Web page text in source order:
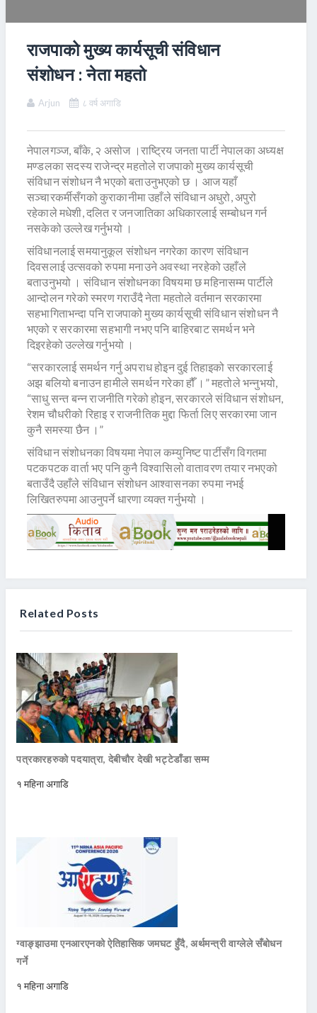
राजपाको मुख्य कार्यसूची संविधान
संशोधन : नेता महतो
Arjun ८ वर्ष अगाडि
नेपालगञ्ज, बाँके, २ असोज ।राष्ट्रिय जनता पार्टी नेपालका अध्यक्ष
मण्डलका सदस्य राजेन्द्र महतोले राजपाको मुख्य कार्यसूची
संविधान संशोधन नै भएको बताउनुभएको छ । आज यहाँ
सञ्चारकर्मीसँगको कुराकानीमा उहाँले संविधान अधुरो, अपुरो
रहेकाले मधेशी, दलित र जनजातिका अधिकारलाई सम्बोधन गर्न
नसकेको उल्लेख गर्नुभयो ।
संविधानलाई समयानुकूल संशोधन नगरेका कारण संविधान
दिवसलाई उत्सवको रुपमा मनाउने अवस्था नरहेको उहाँले
बताउनुभयो । संविधान संशोधनका विषयमा छ महिनासम्म पार्टीले
आन्दोलन गरेको स्मरण गराउँदै नेता महतोले वर्तमान सरकारमा
सहभागिताभन्दा पनि राजपाको मुख्य कार्यसूची संविधान संशोधन नै
भएको र सरकारमा सहभागी नभए पनि बाहिरबाट समर्थन भने
दिइरहेको उल्लेख गर्नुभयो ।
“सरकारलाई समर्थन गर्नु अपराध होइन दुई तिहाइको सरकारलाई
अझ बलियो बनाउन हामीले समर्थन गरेका हौँ ।” महतोले भन्नुभयो,
“साधु सन्त बन्न राजनीति गरेको होइन, सरकारले संविधान संशोधन,
रेशम चौधरीको रिहाइ र राजनीतिक मुद्दा फिर्ता लिए सरकारमा जान
कुनै समस्या छैन ।”
संविधान संशोधनका विषयमा नेपाल कम्युनिष्ट पार्टीसँग विगतमा
पटकपटक वार्ता भए पनि कुनै विश्वासिलो वातावरण तयार नभएको
बताउँदै उहाँले संविधान संशोधन आश्वासनका रुपमा नभई
लिखितरुपमा आउनुपर्ने धारणा व्यक्त गर्नुभयो ।
Related Posts
पत्रकारहरुको पदयात्रा, देबीचौर देखी भट्टेडाँडा सम्म
१ महिना अगाडि
ग्वाङ्झाउमा एनआरएनको ऐतिहासिक जमघट हुँदै, अर्थमन्त्री वाग्लेले सँबोधन
गर्ने
१ महिना अगाडि